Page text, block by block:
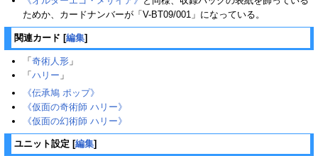
ためか、カードナンバーが「V-BT09/001」になっている。
関連カード [編集]
「 奇術人形 」
「 ハリー 」
《伝承鳩 ポップ》
《仮面の奇術師 ハリー》
《仮面の幻術師 ハリー》
ユニット設定 [編集]